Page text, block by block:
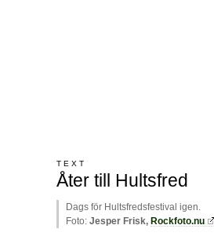
TEXT
Åter till Hultsfred
Dags för Hultsfredsfestival igen.
Foto: Jesper Frisk, Rockfoto.nu